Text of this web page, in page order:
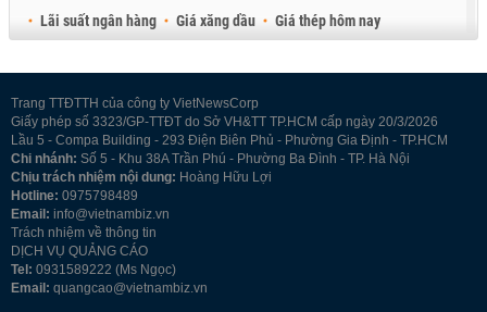
Lãi suất ngân hàng
Giá xăng dầu
Giá thép hôm nay
Trang TTĐTTH của công ty VietNewsCorp
Giấy phép số 3323/GP-TTĐT do Sở VH&TT TP.HCM cấp ngày 20/3/2026
Lầu 5 - Compa Building - 293 Điện Biên Phủ - Phường Gia Định - TP.HCM
Chi nhánh: Số 5 - Khu 38A Trần Phú - Phường Ba Đình - TP. Hà Nội
Chịu trách nhiệm nội dung: Hoàng Hữu Lợi
Hotline: 0975798489
Email: info@vietnambiz.vn
Trách nhiệm về thông tin
DỊCH VỤ QUẢNG CÁO
Tel: 0931589222 (Ms Ngọc)
Email: quangcao@vietnambiz.vn